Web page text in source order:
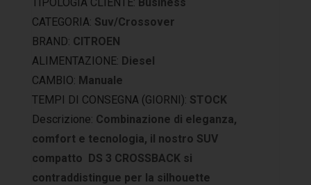
CATEGORIA: Suv/Crossover
BRAND: CITROEN
ALIMENTAZIONE: Diesel
CAMBIO: Manuale
TEMPI DI CONSEGNA (GIORNI): STOCK
Descrizione: Combinazione di eleganza,
comfort e tecnologia, il nostro SUV
compatto DS 3 CROSSBACK si
contraddistingue per la silhouette